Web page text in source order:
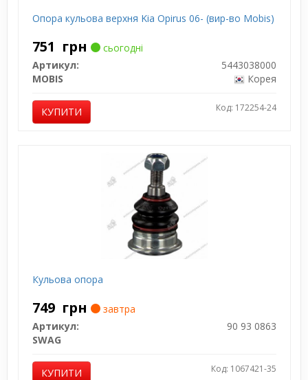
Опора кульова верхня Kia Opirus 06- (вир-во Mobis)
751 грн
сьогодні
Артикул:
5443038000
MOBIS
Корея
КУПИТИ Код: 172254-24
Кульова опора
749 грн
завтра
Артикул:
90 93 0863
SWAG
КУПИТИ Код: 1067421-35